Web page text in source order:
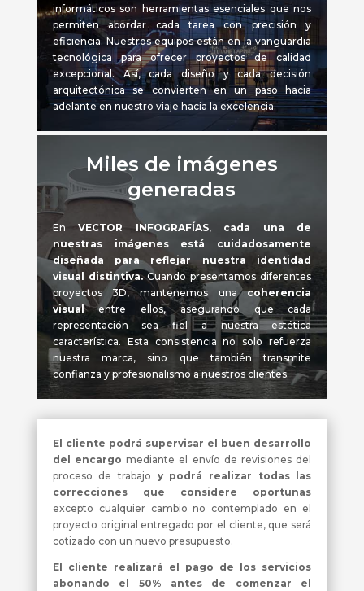
informáticosson herramientas esenciales que nos
permiten abordar cada tarea con precisión y
eficiencia. Nuestros equipos están en la vanguardia
tecnológica para ofrecer proyectos de calidad
excepcional. Así, cada diseño y cada decisión
arquitectónica se convierten en un paso hacia
adelante en nuestro viaje hacia la excelencia.
Miles de imágenes
generadas
EnVECTOR INFOGRAFÍAS, cada una de
nuestras imágenes está cuidadosamente
diseñada para reflejar nuestra identidad
visual distintiva.Cuando presentamos diferentes
proyectos 3D, mantenemos unacoherencia
visualentre ellos, asegurando que cada
representación sea fiel a nuestra estética
característica. Esta consistencia no solo refuerza
nuestra marca, sino que también transmite
confianza y profesionalismo a nuestros clientes.
El cliente podrá supervisar el buen desarrollo
del encargo mediante el envío de revisiones del
proceso de trabajo y podrá realizar todas las
correcciones que considere oportunas
excepto cualquier cambio no contemplado en el
proyecto original entregado por el cliente, que será
cotizado con un nuevo presupuesto.
El cliente realizará el pago de los servicios
abonando el 50% antes de comenzar el